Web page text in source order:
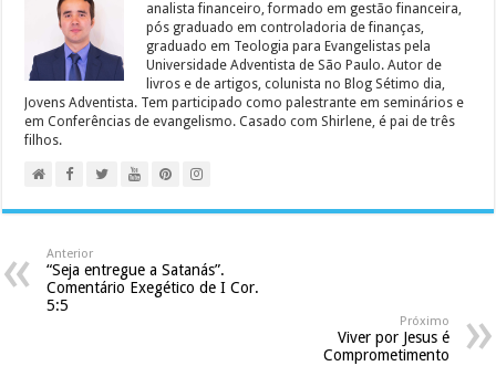
analista financeiro, formado em gestão financeira,
pós graduado em controladoria de finanças,
graduado em Teologia para Evangelistas pela
Universidade Adventista de São Paulo. Autor de
livros e de artigos, colunista no Blog Sétimo dia,
Jovens Adventista. Tem participado como palestrante em seminários e
em Conferências de evangelismo. Casado com Shirlene, é pai de três
filhos.
Anterior
“Seja entregue a Satanás”.
Comentário Exegético de I Cor.
5:5
Próximo
Viver por Jesus é
Comprometimento